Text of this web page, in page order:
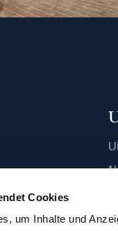
Cookies
um Inhalte und